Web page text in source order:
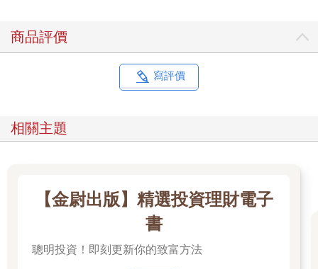
己看起來更好、感覺更好，這本書還有一個更深層的動機：找出
讓他人變得更好的方法。
這不就是我們人生真正在追求的嗎？有人對我們評價好，當
然很好，但光是這一點並不能帶來長遠的滿足。如果我們培養出
想改變這個世界嗎？對我們周圍的人產生正面的影響，我們
■踏上這趟旅程
這本書結合了最新的研究和我三十多年來主持研討會的經
驗。我曾走進過三千多個會議室和禮堂，一開始都不知道自己會
發現什麼。從這些經驗中，我逐漸學會了一進門時該做什麼、觀
察什麼，以及如何在每位參與人士來到時，準確評估他們的需
商品評價
寫評價
相關主題
【金尉出版】精選投資理財電子
書
聰明投資！即刻更新你的致富方法